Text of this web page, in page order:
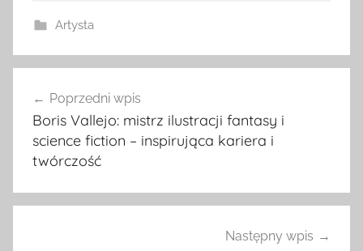
Artysta
wpisu
Poprzedni wpis
Boris Vallejo: mistrz ilustracji fantasy i
science fiction – inspirująca kariera i
twórczość
Następny wpis